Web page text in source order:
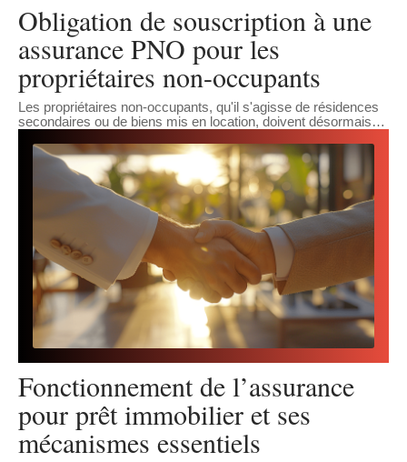
Obligation de souscription à une
assurance PNO pour les
propriétaires non-occupants
Les propriétaires non-occupants, qu'il s'agisse de résidences
secondaires ou de biens mis en location, doivent désormais…
Fonctionnement de l’assurance
pour prêt immobilier et ses
mécanismes essentiels